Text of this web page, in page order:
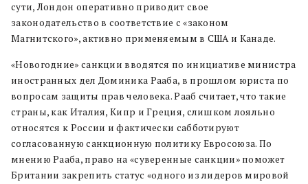
сути, Лондон оперативно приводит свое
законодательство в соответствие с «законом
Магнитского», активно применяемым в США и Канаде.
«Новогодние» санкции вводятся по инициативе министра
иностранных дел Доминика Рааба, в прошлом юриста по
вопросам защиты прав человека. Рааб считает, что такие
страны, как Италия, Кипр и Греция, слишком лояльно
относятся к России и фактически сабботируют
согласованную санкционную политику Евросоюза. По
мнению Рааба, право на «суверенные санкции» поможет
Британии закрепить статус «одного из лидеров мировой